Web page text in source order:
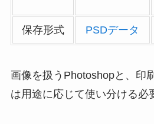
保存形式 PSDデータ
画像を扱うPhotoshopと、印
は用途に応じて使い分ける必